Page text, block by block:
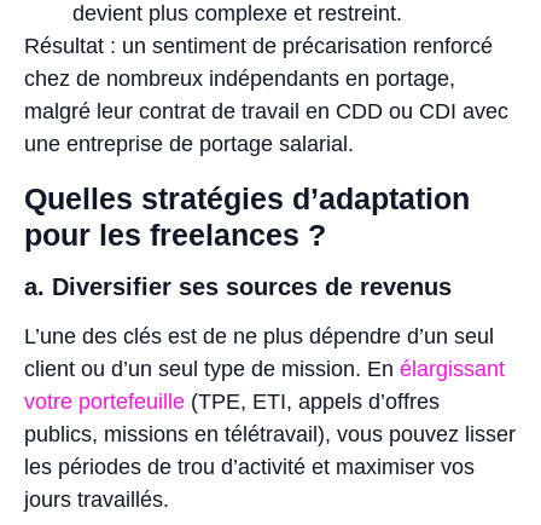
devient plus complexe et restreint.
Résultat : un sentiment de précarisation renforcé
chez de nombreux indépendants en portage,
malgré leur contrat de travail en CDD ou CDI avec
une entreprise de portage salarial.
Quelles stratégies d’adaptation
pour les freelances ?
a. Diversifier ses sources de revenus
L’une des clés est de ne plus dépendre d’un seul
client ou d’un seul type de mission. En élargissant
votre portefeuille (TPE, ETI, appels d’offres
publics, missions en télétravail), vous pouvez lisser
les périodes de trou d’activité et maximiser vos
jours travaillés.